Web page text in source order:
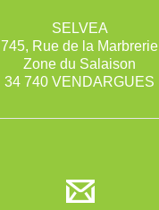
SELVEA
745, Rue de la Marbrerie
Zone du Salaison
34 740 VENDARGUES